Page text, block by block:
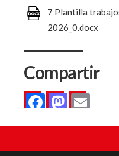
7 Plantilla
2026_0.docx
Compartir
Facebook